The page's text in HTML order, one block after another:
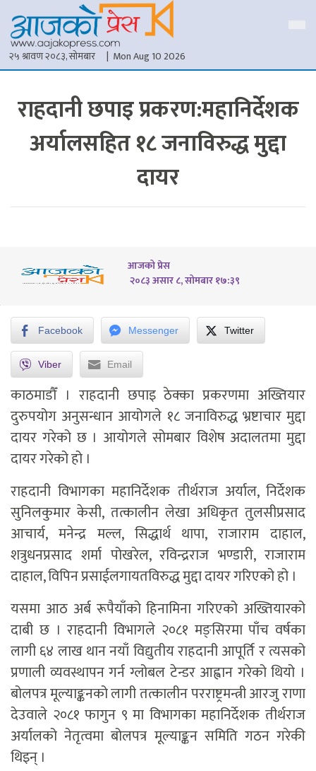
२५ श्रावण २०८३, सोमबार | Mon Aug 10 2026
राहदानी छपाइ प्रकरण:महानिर्देशक
अर्यालसहित १८ जनाविरुद्ध मुद्दा
दायर
आजको प्रेस
२०८३ असार ८, सोमबार १७:३९
Facebook Messenger Twitter
Viber Email
काठमाडौँ । राहदानी छपाइ ठेक्का प्रकरणमा अख्तियार
दुरुपयोग अनुसन्धान आयोगले १८ जनाविरुद्ध भ्रष्टाचार मुद्दा
दायर गरेको छ । आयोगले सोमबार विशेष अदालतमा मुद्दा
दायर गरेको हो ।
राहदानी विभागका महानिर्देशक तीर्थराज अर्याल, निर्देशक
सुनिलकुमार केसी, तत्कालीन लेखा अधिकृत तुलसीप्रसाद
आचार्य, मनेन्द्र मल्ल, सिद्धार्थ थापा, राजाराम दाहाल,
शत्रुधनप्रसाद शर्मा पोखरेल, रविन्द्रराज भण्डारी, राजाराम
दाहाल, विपिन प्रसाईलगायतविरुद्ध मुद्दा दायर गरिएको हो ।
यसमा आठ अर्ब रूपैयाँको हिनामिना गरिएको अख्तियारको
दाबी छ । राहदानी विभागले २०८१ मङ्सिरमा पाँच वर्षका
लागी ६४ लाख थान नयाँ विद्युतीय राहदानी आपूर्ति र त्यसको
प्रणाली व्यवस्थापन गर्न ग्लोबल टेन्डर आह्वान गरेको थियो ।
बोलपत्र मूल्याङ्कनको लागी तत्कालीन परराष्ट्रमन्त्री आरजु राणा
देउवाले २०८१ फागुन ९ मा विभागका महानिर्देशक तीर्थराज
अर्यालको नेतृत्वमा बोलपत्र मूल्याङ्कन समिति गठन गरेकी
थिइन् ।